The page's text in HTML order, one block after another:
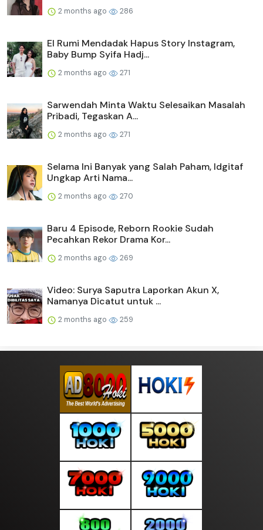
2 months ago 286
El Rumi Mendadak Hapus Story Instagram,
Baby Bump Syifa Hadj...
2 months ago 271
Sarwendah Minta Waktu Selesaikan Masalah
Pribadi, Tegaskan A...
2 months ago 271
Selama Ini Banyak yang Salah Paham, Idgitaf
Ungkap Arti Nama...
2 months ago 270
Baru 4 Episode, Reborn Rookie Sudah
Pecahkan Rekor Drama Kor...
2 months ago 269
Video: Surya Saputra Laporkan Akun X,
Namanya Dicatut untuk ...
2 months ago 259